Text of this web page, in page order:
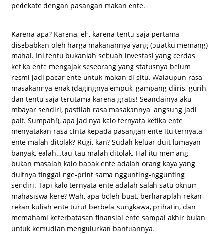
pedekate dengan pasangan makan ente.
Karena apa? Karena, eh, karena tentu saja pertama
disebabkan oleh harga makanannya yang (buatku memang)
mahal. Ini tentu bukanlah sebuah investasi yang cerdas
ketika ente mengajak seseorang yang statusnya belum
resmi jadi pacar ente untuk makan di situ. Walaupun rasa
masakannya enak (dagingnya empuk, gampang diiris, gurih,
dan tentu saja terutama karena gratis! Seandainya aku
mbayar sendiri, pastilah rasa masakannya langsung jadi
pait. Sumpah!), apa jadinya kalo ternyata ketika ente
menyatakan rasa cinta kepada pasangan ente itu ternyata
ente malah ditolak? Rugi, kan? Sudah keluar duit lumayan
banyak, ealah…tau-tau malah ditolak. Hal itu memang
bukan masalah kalo bapak ente adalah orang kaya yang
duitnya tinggal nge-print sama nggunting-nggunting
sendiri. Tapi kalo ternyata ente adalah salah satu oknum
mahasiswa kere? Wah, apa boleh buat, berharaplah rekan-
rekan kuliah ente turut berbela-sungkawa, prihatin, dan
memahami keterbatasan finansial ente sampai akhir bulan
untuk kemudian mengulurkan bantuannya.